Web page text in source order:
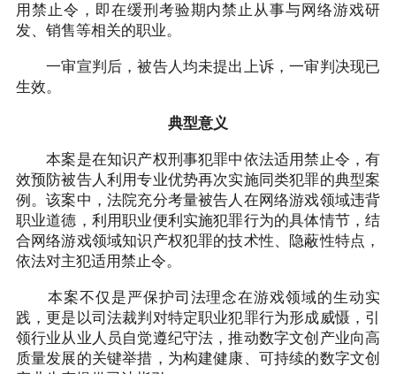
用禁止令，即在缓刑考验期内禁止从事与网络游戏研
发、销售等相关的职业。
一审宣判后，被告人均未提出上诉，一审判决现已
生效。
典型意义
本案是在知识产权刑事犯罪中依法适用禁止令，有
效预防被告人利用专业优势再次实施同类犯罪的典型案
例。该案中，法院充分考量被告人在网络游戏领域违背
职业道德，利用职业便利实施犯罪行为的具体情节，结
合网络游戏领域知识产权犯罪的技术性、隐蔽性特点，
依法对主犯适用禁止令。
本案不仅是严保护司法理念在游戏领域的生动实
践，更是以司法裁判对特定职业犯罪行为形成威慑，引
领行业从业人员自觉遵纪守法，推动数字文创产业向高
质量发展的关键举措，为构建健康、可持续的数字文创